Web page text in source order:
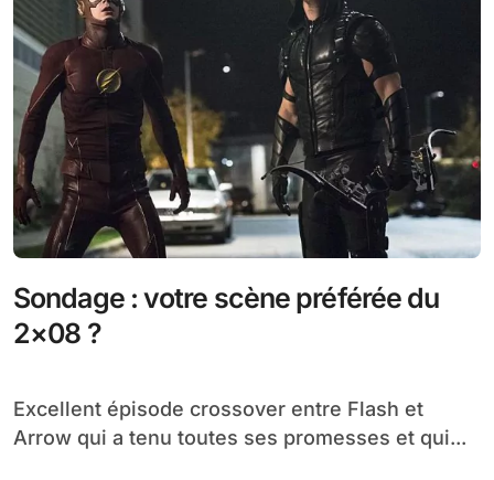
Sondage : votre scène préférée du
2×08 ?
Excellent épisode crossover entre Flash et
Arrow qui a tenu toutes ses promesses et qui...